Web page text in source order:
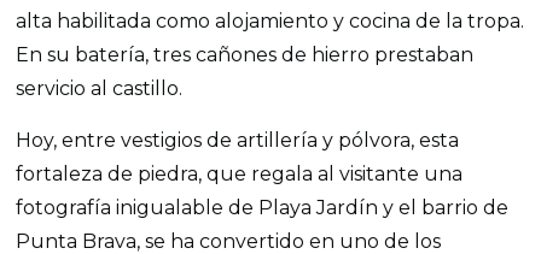
alta habilitada como alojamiento y cocina de la tropa.
En su batería, tres cañones de hierro prestaban
servicio al castillo.
Hoy, entre vestigios de artillería y pólvora, esta
fortaleza de piedra, que regala al visitante una
fotografía inigualable de Playa Jardín y el barrio de
Punta Brava, se ha convertido en uno de los